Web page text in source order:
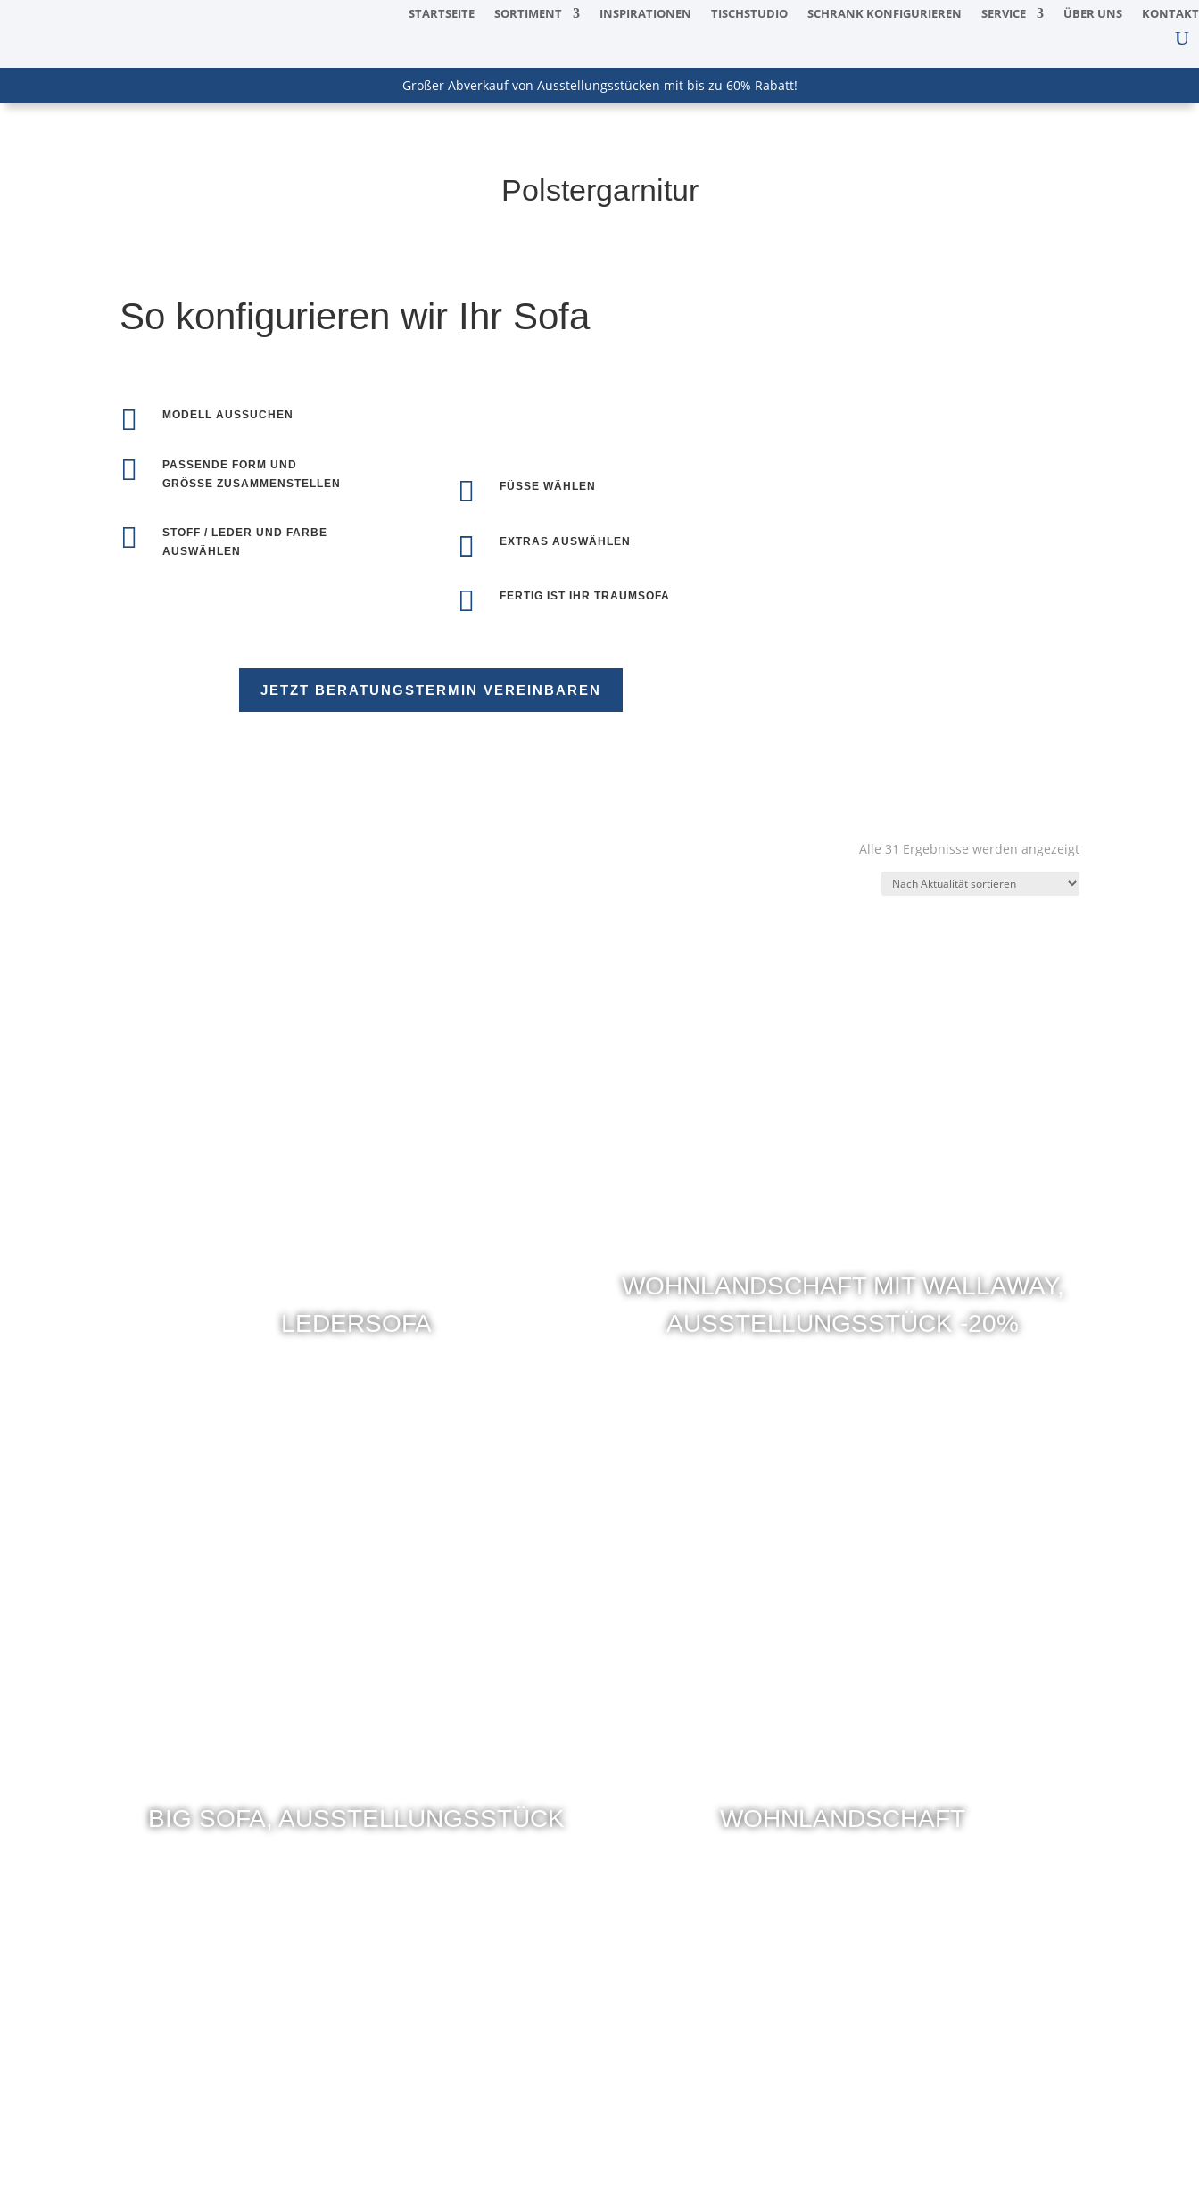
STARTSEITE SORTIMENT INSPIRATIONEN TISCHSTUDIO SCHRANK KONFIGURIEREN SERVICE ÜBER UNS KONTAKT
Großer Abverkauf von Ausstellungsstücken mit bis zu 60% Rabatt!
Polstergarnitur
So konfigurieren wir Ihr Sofa
 MODELL AUSSUCHEN

PASSENDE FORM UND
GRÖSSE ZUSAMMENSTELLEN

STOFF / LEDER UND FARBE
AUSWÄHLEN
 FÜSSE WÄHLEN
 EXTRAS AUSWÄHLEN
 FERTIG IST IHR TRAUMSOFA
JETZT BERATUNGSTERMIN VEREINBAREN
Alle 31 Ergebnisse werden angezeigtNach
LEDERSOFA
WOHNLANDSCHAFT MIT WALLAWAY,
AUSSTELLUNGSSTÜCK -20%
BIG SOFA, AUSSTELLUNGSSTÜCK WOHNLANDSCHAFT